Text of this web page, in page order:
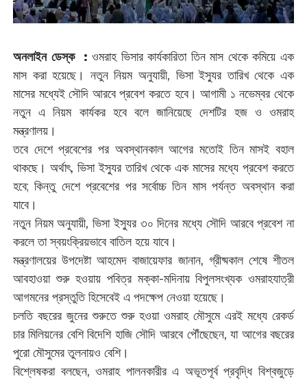
অনলাইন ডেস্ক :ওমরাহ ভিসার কার্যকারিতা তিন মাস থেকে কমিয়ে এক
মাস করা হয়েছে। নতুন নিয়ম অনুযায়ী, ভিসা ইস্যুর তারিখ থেকে এক
মাসের মধ্যেই সৌদি আরবে প্রবেশ করতে হবে। আগামী ১ নভেম্বর থেকে
নতুন এ নিয়ম কার্যকর হবে বলে জানিয়েছে দেশটির হজ ও ওমরাহ
মন্ত্রণালয়।
তবে দেশে প্রবেশের পর অবস্থানকাল আগের মতোই তিন মাসই বহাল
থাকছে। অর্থাৎ, ভিসা ইস্যুর তারিখ থেকে এক মাসের মধ্যে প্রবেশ করতে
হবে; কিন্তু দেশে প্রবেশের পর সর্বোচ্চ তিন মাস পর্যন্ত অবস্থান করা
যাবে।
নতুন নিয়ম অনুযায়ী, ভিসা ইস্যুর ৩০ দিনের মধ্যে সৌদি আরবে প্রবেশ না
করলে তা স্বয়ংক্রিয়ভাবে বাতিল হয়ে যাবে।
মন্ত্রণালয়ের উপদেষ্টা আহমেদ বাজায়েফার জানান, গ্রীষ্মকাল শেষে শীতল
আবহাওয়া শুরু হওয়ায় পবিত্র মক্কা-মদিনায় বিপুলসংখ্যক ওমরাহযাত্রী
আগমনের প্রস্তুতি হিসেবেই এ পদক্ষেপ নেওয়া হয়েছে।
চলতি বছরের জুনের শুরুতে শুরু হওয়া ওমরাহ মৌসুমে এরই মধ্যে রেকর্ড
চার মিলিয়নের বেশি বিদেশি হাজি সৌদি আরবে পৌঁছেছেন, যা আগের বছরের
পুরো মৌসুমের তুলনায়ও বেশি।
বিশ্লেষকরা বলছেন, ওমরাহ পালনকারীর এ অভূতপূর্ব প্রবৃদ্ধি বিশ্বজুড়ে